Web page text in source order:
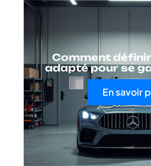
Comment
adapté pour se
En savoir